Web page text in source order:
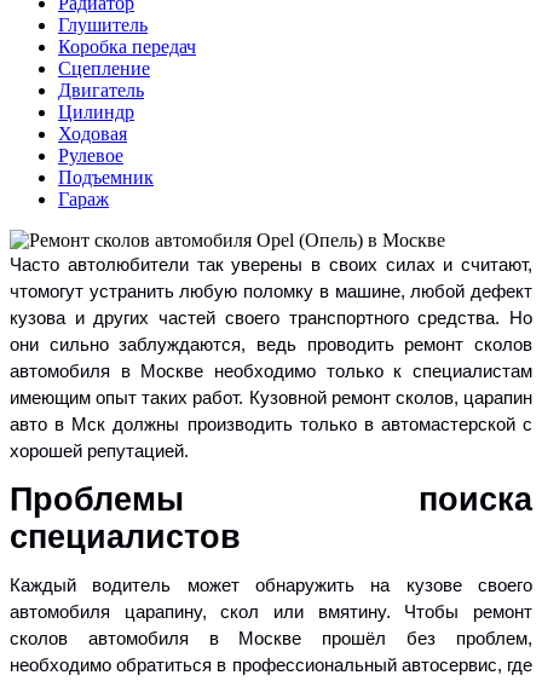
Глушитель
Коробка передач
Сцепление
Двигатель
Цилиндр
Ходовая
Рулевое
Подъемник
Гараж
Часто автолюбители так уверены в своих силах и считают,
чтомогут устранить любую поломку в машине, любой дефект
кузова и других частей своего транспортного средства. Но
они сильно заблуждаются, ведь проводить ремонт сколов
автомобиля в Москве необходимо только к специалистам
имеющим опыт таких работ. Кузовной ремонт сколов, царапин
авто в Мск должны производить только в автомастерской с
хорошей репутацией.
Проблемы поиска
специалистов
Каждый водитель может обнаружить на кузове своего
автомобиля царапину, скол или вмятину. Чтобы ремонт
сколов автомобиля в Москве прошёл без проблем,
необходимо обратиться в профессиональный автосервис, где